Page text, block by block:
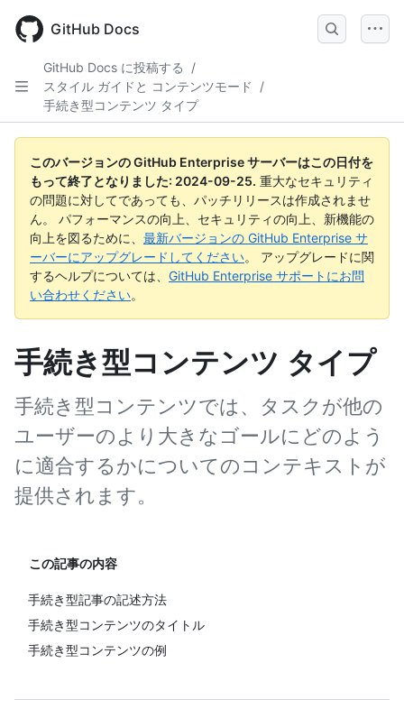
main
GitHub Docs
GitHub Docs に投稿する
/
スタイル ガイドと コンテンツモード
/
手続き型コンテンツ タイプ
このバージョンの GitHub Enterprise サーバーはこの日付を
もって終了となりました: 2024-09-25. 重大なセキュリティ
の問題に対してであっても、パッチリリースは作成されませ
ん。 パフォーマンスの向上、セキュリティの向上、新機能の
向上を図るために、 最新バージョンの GitHub Enterprise サ
ーバーにアップグレードしてください。 アップグレードに関
するヘルプについては、 GitHub Enterprise サポートにお問
い合わせください。
手続き型コンテンツ タイプ
手続き型コンテンツでは、タスクが他の
ユーザーのより大きなゴールにどのよう
に適合するかについてのコンテキストが
提供されます。
この記事の内容
手続き型記事の記述方法
手続き型コンテンツのタイトル
手続き型コンテンツの例